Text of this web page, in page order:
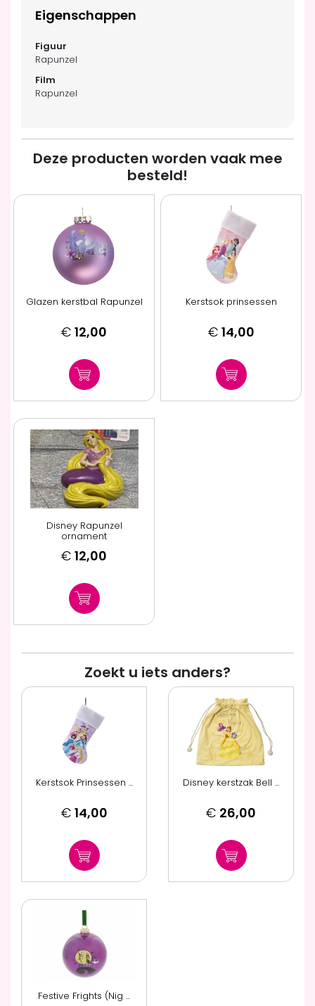
Eigenschappen
Rapunzel
Rapunzel
Deze producten worden vaak mee
besteld!
Glazen kerstbal Rapunzel
€ 12,00
Kerstsok prinsessen
€ 14,00
Disney Rapunzel
ornament
€ 12,00
Zoekt u iets anders?
Kerstsok Prinsessen ...
€ 14,00
Disney kerstzak Bell ...
€ 26,00
Festive Frights (Nig ...